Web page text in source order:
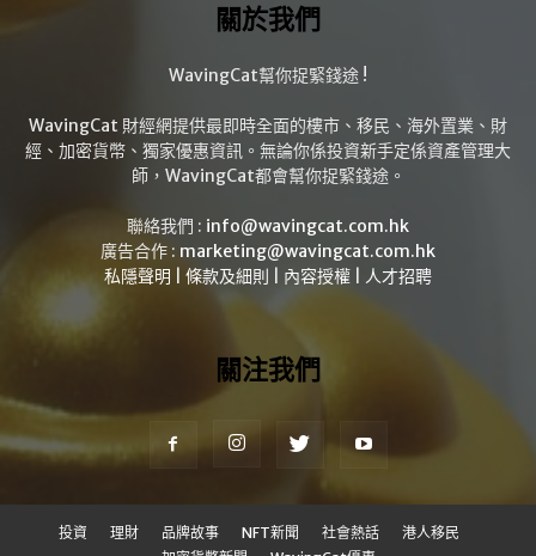
關於我們
WavingCat幫你捉緊錢途 !
WavingCat 財經網提供最即時全面的樓市、移民、海外置業、財
經、加密貨幣、獨家優惠資訊。無論你係投資新手定係資產管理大
師，WavingCat都會幫你捉緊錢途。
聯絡我們 : info@wavingcat.com.hk
廣告合作 : marketing@wavingcat.com.hk
私隱聲明
條款及細則 內容授權 人才招聘
關注我們
投資 理財 品牌故事 NFT新聞 社會熱話
港人移民